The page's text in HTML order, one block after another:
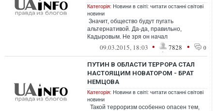
Категорія: Новини в світі: читати останні світові
новини
Значит, общество будут пугать
альтернативой. Да-да, правильно,
Кадыровым. Не зря он начал
позиционировать себя, как второй политик
страны. Думае...
09.03.2015, 18:03 • 7828 • 0
ПУТИН В ОБЛАСТИ ТЕРРОРА СТАЛ
НАСТОЯЩИМ НОВАТОРОМ - БРАТ
НЕМЦОВА
Категорія: Новини в світі: читати останні світові
новини
Такой терроризм особенно опасен тем,